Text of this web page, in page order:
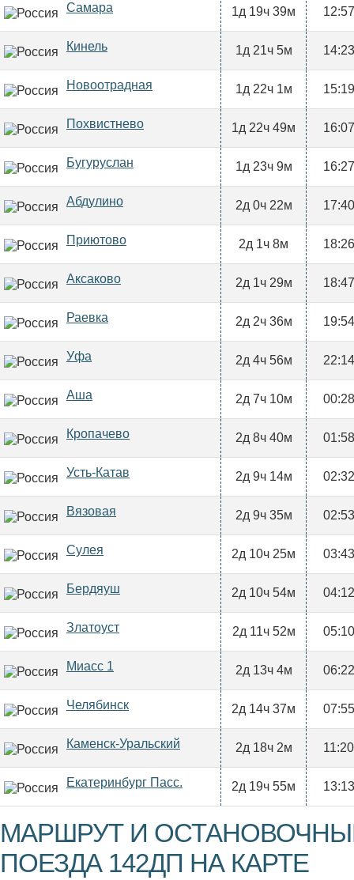
Самара 1д 19ч 39м 12:57
Кинель 1д 21ч 5м 14:23
Новоотрадная 1д 22ч 1м 15:19
Похвистнево 1д 22ч 49м 16:07
Бугуруслан 1д 23ч 9м 16:27
Абдулино 2д 0ч 22м 17:40
Приютово 2д 1ч 8м 18:26
Аксаково 2д 1ч 29м 18:47
Раевка 2д 2ч 36м 19:54
Уфа 2д 4ч 56м 22:14
Аша 2д 7ч 10м 00:28
Кропачево 2д 8ч 40м 01:58
Усть-Катав 2д 9ч 14м 02:32
Вязовая 2д 9ч 35м 02:53
Сулея 2д 10ч 25м 03:43
Бердяуш 2д 10ч 54м 04:12
Златоуст 2д 11ч 52м 05:10
Миасс 1 2д 13ч 4м 06:22
Челябинск 2д 14ч 37м 07:55
Каменск-Уральский 2д 18ч 2м 11:20
Екатеринбург Пасс. 2д 19ч 55м 13:13
МАРШРУТ И
ПОЕЗДА 142ДП НА КАРТЕ